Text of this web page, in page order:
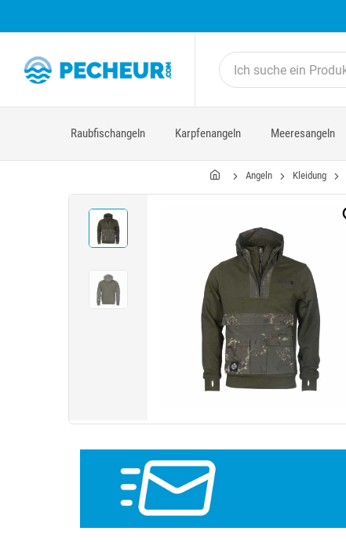
Raubfischangeln Karpfenangeln Meeresangeln
Angeln Kleidung